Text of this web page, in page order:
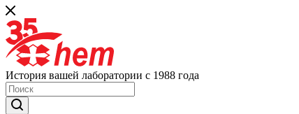
История вашей лаборатории с 1988 года